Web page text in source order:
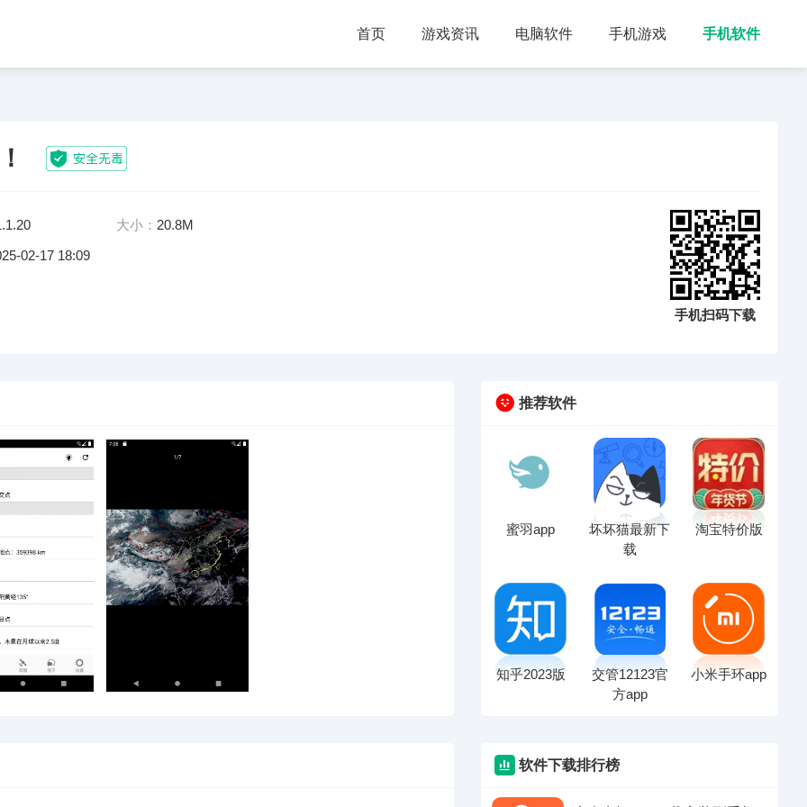
首页 游戏资讯 电脑软件 手机游戏 手机软件
大小： 20.8M
02-17 18:09
手机扫码下载
推荐软件
蜜羽app
坏坏猫最新下
载
淘宝特价版
知乎2023版
交管12123官
方app
小米手环app
软件下载排行榜